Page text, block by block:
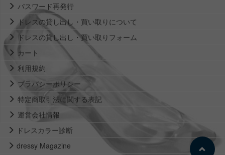
パスワード再発行
ドレスの貸し出し・買い取りについて
ドレスの貸し出し・買い取りフォーム
カート
利用規約
プラバシーポリシー
特定商取引法に関する表記
運営会社情報
ドレスカラー診断
dressy Magazine